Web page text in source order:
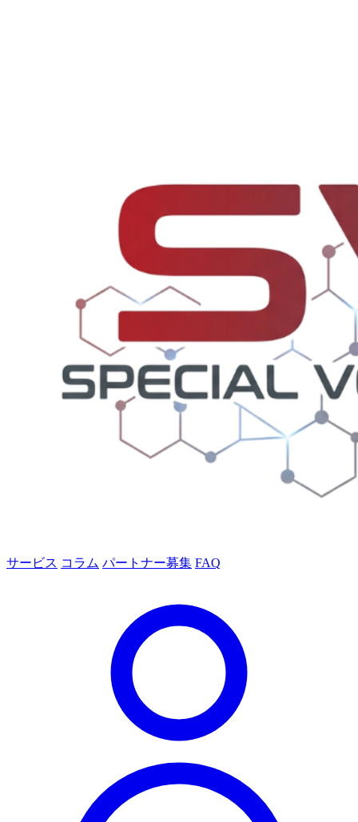
サービス コラム パートナー募集 FAQ